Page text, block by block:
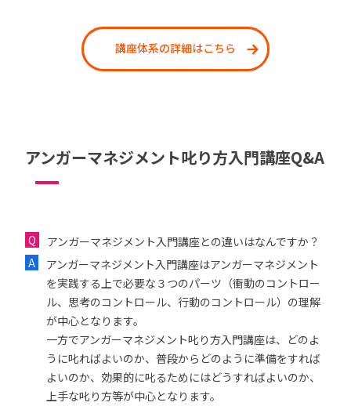
講座体系の詳細はこちら
アンガーマネジメント叱り方入門講座Q&A
アンガーマネジメント入門講座との違いはなんですか？
アンガーマネジメント入門講座はアンガーマネジメント
を実践する上で必要な３つのパーツ（衝動のコントロー
ル、思考のコントロール、行動のコントロール）の理解
が中心となります。
一方でアンガーマネジメント叱り方入門講座は、どのよ
うに叱ればよいのか、普段からどのように準備をすれば
よいのか、効果的に叱るためにはどうすればよいのか、
上手な叱り方等が中心となります。